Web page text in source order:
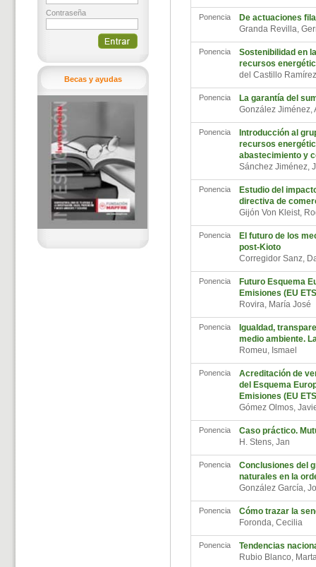
Contraseña
Becas y ayudas
Ponencia
De actuaciones
Granda Revilla,
Ponencia
Sostenibilidad en
recursos
del Castillo
Ponencia
La garantía del
González
Ponencia
Introducción al
recursos
abastecimiento y
Sánchez Jiménez,
Ponencia
Estudio del
directiva de
Gijón Von Kleist,
Ponencia
El futuro de los
post-Kioto
Corregidor Sanz,
Ponencia
Futuro Esquema
Emisiones (EU
Rovira, María José
Ponencia
Igualdad,
medio ambiente.
Romeu, Ismael
Ponencia
Acreditación de
del Esquema
Emisiones (EU
Gómez Olmos,
Ponencia
Caso práctico.
H. Stens, Jan
Ponencia
Conclusiones del
naturales en la
González García,
Ponencia
Cómo trazar la
Foronda, Cecilia
Ponencia
Tendencias
Rubio Blanco,